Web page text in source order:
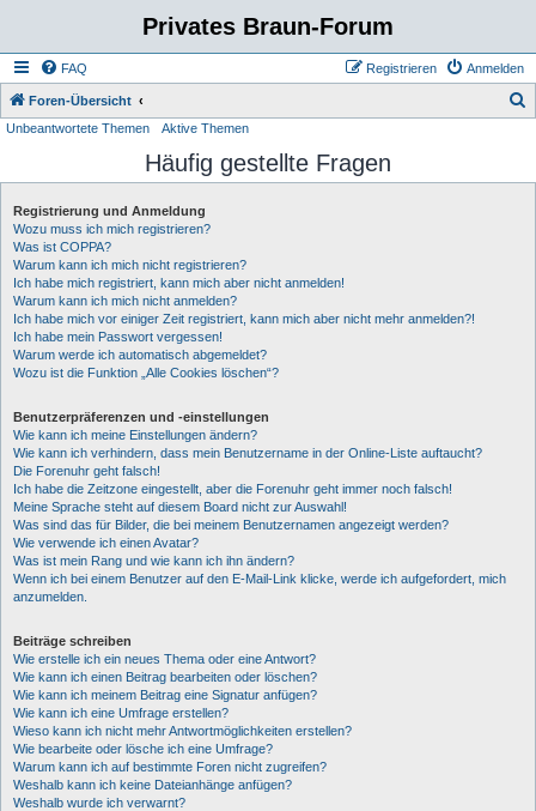
Privates Braun-Forum
FAQ Anmelden
Registrieren
Foren-Übersicht
h
Unbeantwortete Themen Aktive Themen
Häufig gestellte Fragen
Registrierung und Anmeldung
Wozu muss ich mich registrieren?
Was ist COPPA?
Warum kann ich mich nicht registrieren?
Ich habe mich registriert, kann mich aber nicht anmelden!
Warum kann ich mich nicht anmelden?
Ich habe mich vor einiger Zeit registriert, kann mich aber nicht mehr anmelden?!
Ich habe mein Passwort vergessen!
Warum werde ich automatisch abgemeldet?
Wozu ist die Funktion „Alle Cookies löschen“?
Benutzerpräferenzen und -einstellungen
Wie kann ich meine Einstellungen ändern?
Wie kann ich verhindern, dass mein Benutzername in der Online-Liste auftaucht?
Die Forenuhr geht falsch!
Ich habe die Zeitzone eingestellt, aber die Forenuhr geht immer noch falsch!
Meine Sprache steht auf diesem Board nicht zur Auswahl!
Was sind das für Bilder, die bei meinem Benutzernamen angezeigt werden?
Wie verwende ich einen Avatar?
Was ist mein Rang und wie kann ich ihn ändern?
Wenn ich bei einem Benutzer auf den E-Mail-Link klicke, werde ich aufgefordert, mich
anzumelden.
Beiträge schreiben
Wie erstelle ich ein neues Thema oder eine Antwort?
Wie kann ich einen Beitrag bearbeiten oder löschen?
Wie kann ich meinem Beitrag eine Signatur anfügen?
Wie kann ich eine Umfrage erstellen?
Wieso kann ich nicht mehr Antwortmöglichkeiten erstellen?
Wie bearbeite oder lösche ich eine Umfrage?
Warum kann ich auf bestimmte Foren nicht zugreifen?
Weshalb kann ich keine Dateianhänge anfügen?
Weshalb wurde ich verwarnt?